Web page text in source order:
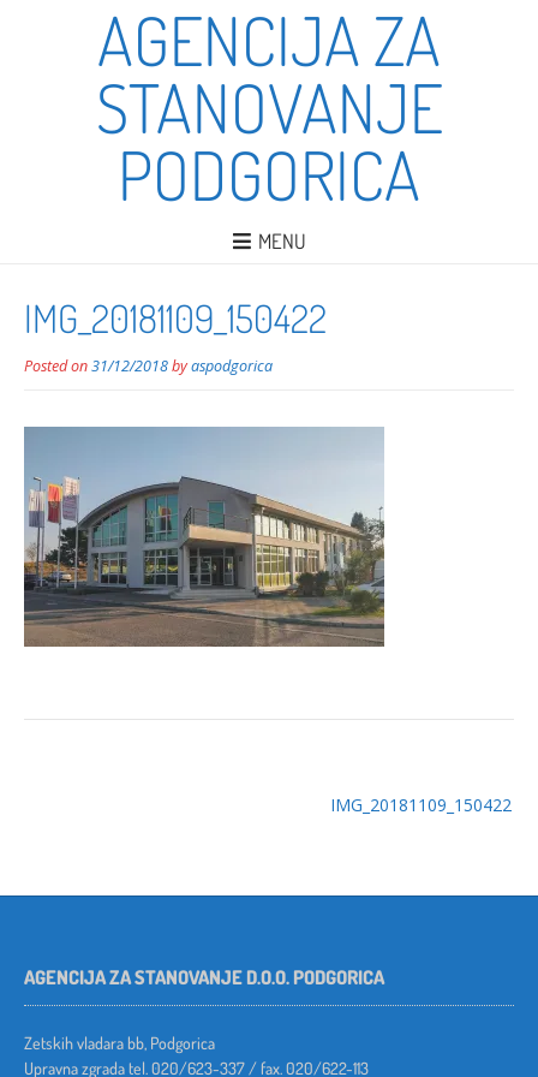
AGENCIJA ZA
STANOVANJE
PODGORICA
MENU
IMG_20181109_150422
Posted on31/12/2018byaspodgorica
IMG_20181109_150422
AGENCIJA ZA STANOVANJE D.O.O. PODGORICA
Zetskih vladara bb, Podgorica
Upravna zgrada tel. 020/623-337 / fax. 020/622-113